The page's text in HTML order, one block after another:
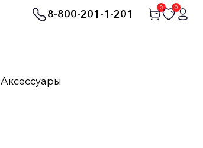
8-800-201-1-201
0 0
Аксессуары